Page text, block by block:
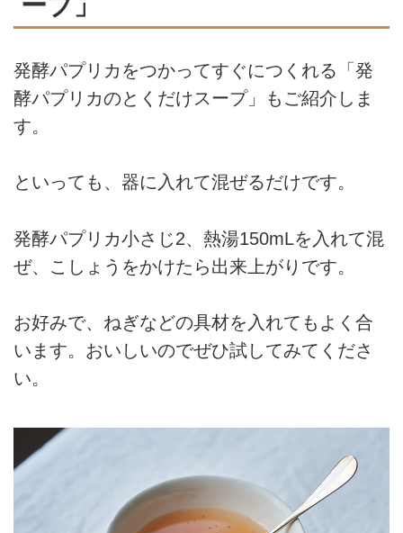
発酵パプリカをつかってすぐにつくれる「発
酵パプリカのとくだけスープ」もご紹介しま
す。
といっても、器に入れて混ぜるだけです。
発酵パプリカ小さじ2、熱湯150mLを入れて混
ぜ、こしょうをかけたら出来上がりです。
お好みで、ねぎなどの具材を入れてもよく合
います。おいしいのでぜひ試してみてくださ
い。